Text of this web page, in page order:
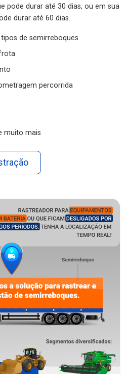
pode durar até 30 dias, ou em sua
durar até 60 dias.
de semirreboques
percorrida
muito mais